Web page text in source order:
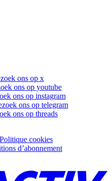
ons op x
ons op youtube
ons op instagram
ons op telegram
ons op threads
Politique cookies
d’abonnement